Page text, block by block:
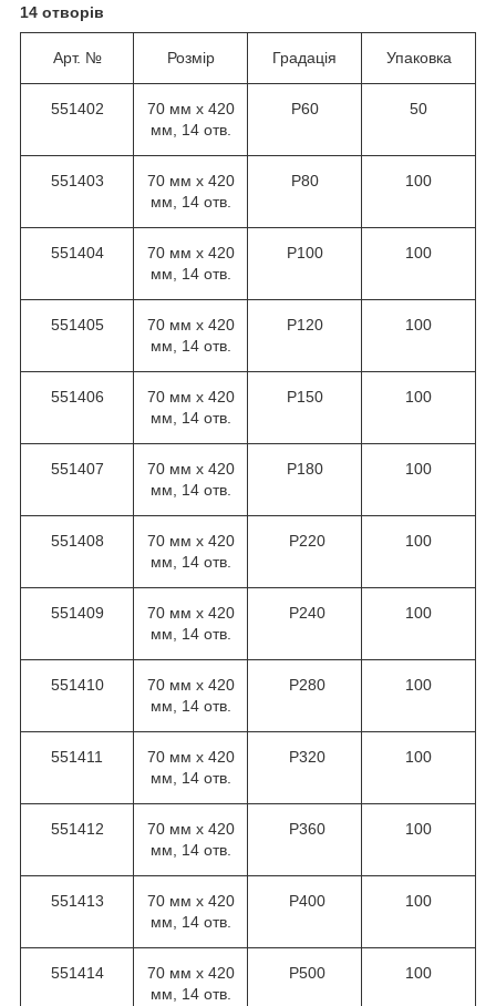
14 отворів
Арт. № Розмір Градація Упаковка
551402
70 мм х 420
мм, 14 отв.
Р60 50
551403
70 мм х 420
мм, 14 отв.
Р80 100
551404
70 мм х 420
мм, 14 отв.
Р100 100
551405
70 мм х 420
мм, 14 отв.
Р120 100
551406
70 мм х 420
мм, 14 отв.
Р150 100
551407
70 мм х 420
мм, 14 отв.
Р180 100
551408
70 мм х 420
мм, 14 отв.
Р220 100
551409
70 мм х 420
мм, 14 отв.
Р240 100
551410
70 мм х 420
мм, 14 отв.
Р280 100
551411
70 мм х 420
мм, 14 отв.
Р320 100
551412
70 мм х 420
мм, 14 отв.
Р360 100
551413
70 мм х 420
мм, 14 отв.
Р400 100
551414
70 мм х 420
мм, 14 отв.
Р500 100